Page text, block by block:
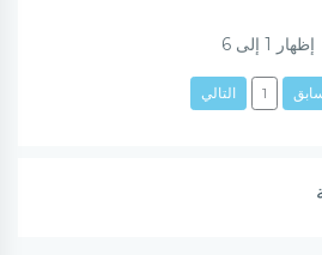
إظهار 1 إلى 6
1 التالي